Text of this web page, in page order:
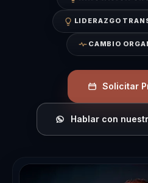
LIDERAZGO
CAMBIO
Solicitar
Hablar con